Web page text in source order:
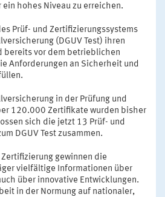
hohes Niveau zu erreichen.
Prüf- und Zertifizierungssystems
(DGUV Test) ihren
bereits vor dem betrieblichen
Anforderungen an Sicherheit und
in der Prüfung und
120.000 Zertifikate wurden bisher
sich die jetzt 13 Prüf- und
DGUV Test zusammen.
gewinnen die
vielfältige Informationen über
über innovative Entwicklungen.
in der Normung auf nationaler,